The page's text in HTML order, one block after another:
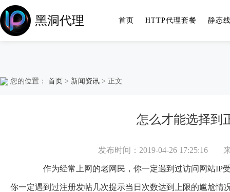
黑洞代理 首页 HTTP代理套餐 静态
您的位置： 首页 > 新闻资讯 > 正文
怎么才能选择到
发布时间：2019-04-26 17:25:16
作为经常上网的老网民，你一定遇到过访问网站IP
你一定遇到过注册发帖几次提示当日次数达到上限的尴尬情